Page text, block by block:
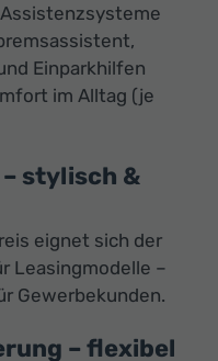
Einparkhilfen
im Alltag (je
stylisch &
eignet sich der
Leasingmodelle –
Gewerbekunden.
– flexibel